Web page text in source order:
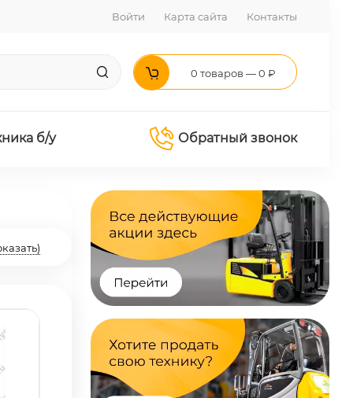
Войти Карта сайта Контакты
0 товаров — 0 ₽
б/у Обратный звонок